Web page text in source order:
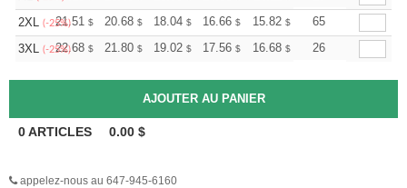
2XL (-25%)21.51 $ 20.68 $ 18.04 $ 16.66 $ 15.82 $ 15.55
65
3XL (-25%)22.68 $ 21.80 $ 19.02 $ 17.56 $ 16.68 $ 16.39
26
0ARTICLES 0.00 $
appelez-nous au 647-945-6160